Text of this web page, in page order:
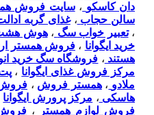
دان کاسکو ،سایت فروش
سالن حجاب ،غذای گربه
،تعبیر خواب سگ ،هوش هشت
خرید ایگوانا ،فروش همستر
هستند ، فروشگاه سگ خرید
مرکز فروش غذای ایگوانا ،
ملادو ،همستر فروش ، فروش
هاسکی ، مرکز پرورش ایگوانا
فروش لوازم همستر
،